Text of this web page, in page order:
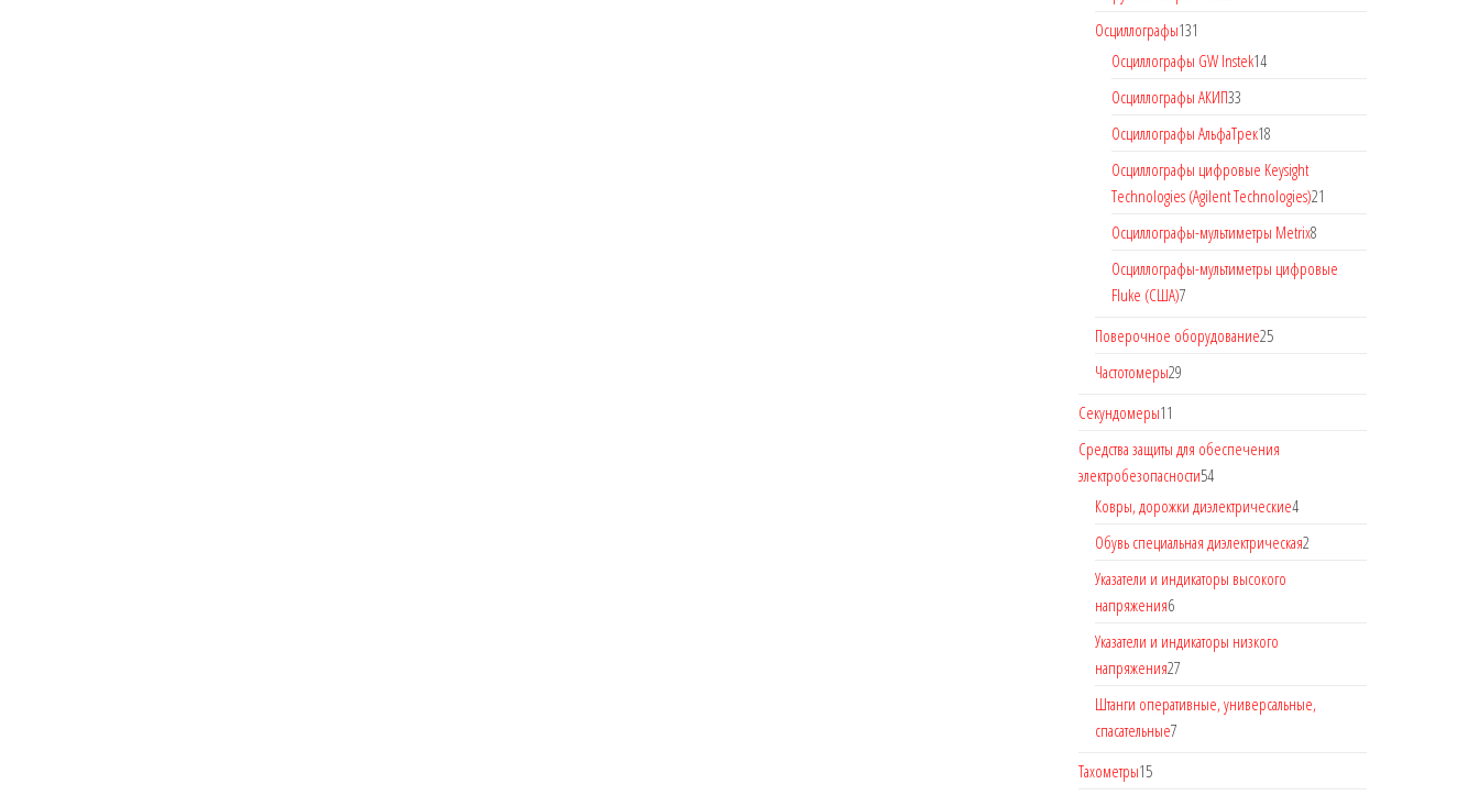
Осциллографы131
Осциллографы GW Instek14
Осциллографы АКИП33
Осциллографы АльфаТрек18
Осциллографы цифровые Keysight
Technologies (Agilent Technologies)21
Осциллографы-мультиметры Metrix8
Осциллографы-мультиметры цифровые
Fluke (США)7
Поверочное оборудование25
Частотомеры29
Секундомеры11
Средства защиты для обеспечения
электробезопасности54
Ковры, дорожки диэлектрические4
Обувь специальная диэлектрическая2
Указатели и индикаторы высокого
напряжения6
Указатели и индикаторы низкого
напряжения27
Штанги оперативные, универсальные,
спасательные7
Тахометры15